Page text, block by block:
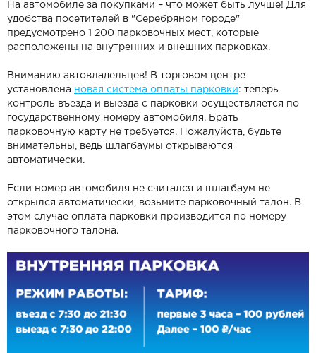
На автомобиле за покупками – что может быть лучше! Для
удобства посетителей в "Серебряном городе"
предусмотрено 1 200 парковочных мест, которые
расположены на внутренних и внешних парковках.
Вниманию автовладельцев! В торговом центре
установлена новая система оплаты парковки: теперь
контроль въезда и выезда с парковки осуществляется по
государственному номеру автомобиля. Брать
парковочную карту не требуется. Пожалуйста, будьте
внимательны, ведь шлагбаумы открываются
автоматически.
Если номер автомобиля не считался и шлагбаум не
открылся автоматически, возьмите парковочный талон. В
этом случае оплата парковки производится по номеру
парковочного талона.